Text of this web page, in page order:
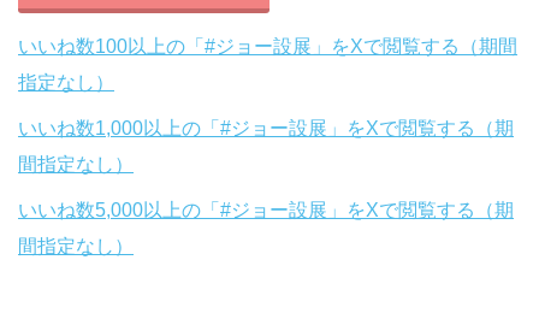
いいね数100以上の「#ジョー設展」をXで閲覧する（期間
指定なし）
いいね数1,000以上の「#ジョー設展」をXで閲覧する（期
間指定なし）
いいね数5,000以上の「#ジョー設展」をXで閲覧する（期
間指定なし）